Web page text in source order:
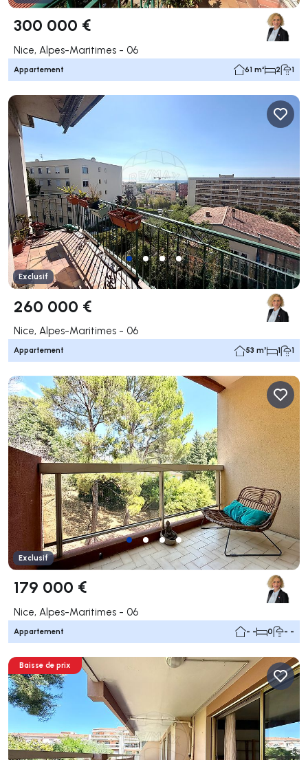
300 000 €
Nice, Alpes-Maritimes - 06
Appartement 61 m² 2 1
Exclusif
260 000 €
Nice, Alpes-Maritimes - 06
Appartement 53 m² 1 1
Exclusif
179 000 €
Nice, Alpes-Maritimes - 06
Appartement - - 0 - -
Baisse de prix